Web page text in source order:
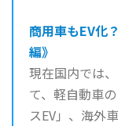
商用車もEV化
編》
現在国内では
て、軽自動車
スEV」、海外